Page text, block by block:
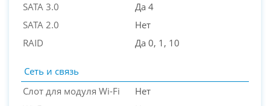
SATA 3.0
Да 4
SATA 2.0
Нет
RAID
Да 0, 1, 10
Сеть и связь
Слот для модуля Wi-Fi
Нет